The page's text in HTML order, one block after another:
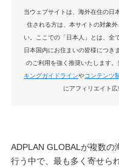
当ウェブサイトは、海外在住の日
住される方は、本サイトの対象
い。ここでの「日本人」とは、全
日本国内にお住まいの皆様につき
のご利用を強く推奨いたします。
キングガイドラインやコンテンツ
にアフィリエイト広
ADPLAN GLOBALが複数の
行う中で、最も多く寄せら